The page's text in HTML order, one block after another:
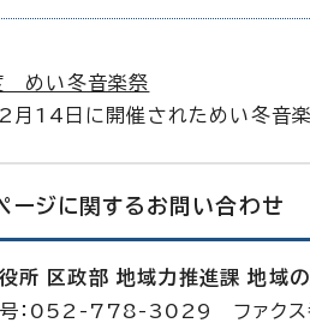
めい冬音楽祭
14日に開催されためい冬音楽
ージに関する お問い合わせ
所 区政部 地域力推進課 地域の
号：052-778-3029 ファク